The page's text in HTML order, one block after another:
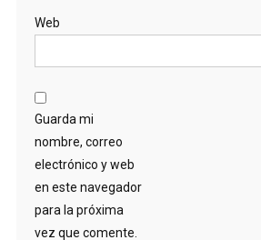
Web
Guarda mi
nombre, correo
electrónico y web
en este navegador
para la próxima
vez que comente.